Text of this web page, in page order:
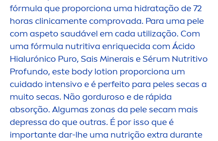
fórmula que proporciona uma hidratação de 72
horas clinicamente comprovada. Para uma pele
com aspeto saudável em cada utilização. Com
uma fórmula nutritiva enriquecida com Ácido
Hialurónico Puro, Sais Minerais e Sérum Nutritivo
Profundo, este body lotion proporciona um
cuidado intensivo e é perfeito para peles secas a
muito secas. Não gorduroso e de rápida
absorção. Algumas zonas da pele secam mais
depressa do que outras. É por isso que é
importante dar-lhe uma nutrição extra durante